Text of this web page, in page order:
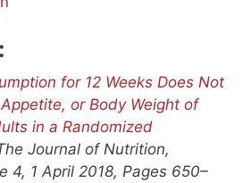
for 12 Weeks Does Not
or Body Weight of
in a Randomized
Journal of Nutrition,
4, 1 April 2018, Pages 650–